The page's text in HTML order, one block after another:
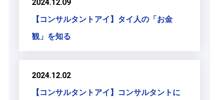
2024.12.09
【コンサルタントアイ】タイ人の「お金
観」を知る
2024.12.02
【コンサルタントアイ】コンサルタントに